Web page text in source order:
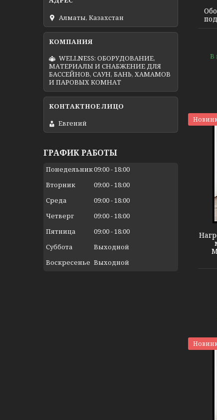
В
Теплый пол МНФ-150
Алматы, Казахстан
WELLNESS: ОБОРУДОВАНИЕ,
МАТЕРИАЛЫ И СНАБЖЕНИЕ ДЛЯ
БАССЕЙНОВ, САУН, БАНЬ, ХАМАМОВ
И ПАРОВЫХ КОМНАТ
Евгений
ГРАФИК РАБОТЫ
Понедельник09:00 18:00
Вторник
09:00 18:00
Среда
09:00 18:00
Четверг
09:00 18:00
Пятница
09:00 18:00
Суббота
Выходной
Воскресенье Выходной